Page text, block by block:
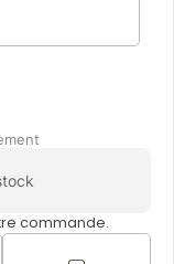
commande.